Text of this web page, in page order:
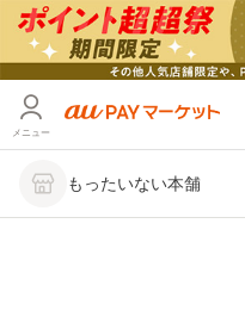
メニュー
もったいない本舗